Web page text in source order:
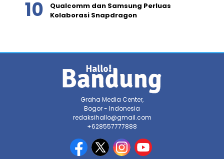
Qualcomm dan Samsung Perluas
Kolaborasi Snapdragon
Graha Media Center,
Bogor - Indonesia
redaksihallo@gmail.com
+628557777888